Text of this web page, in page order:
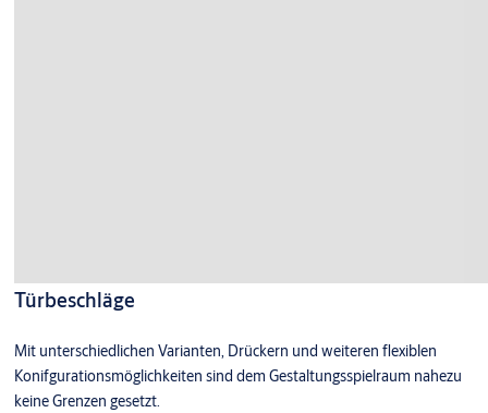
Türbeschläge
Mit unterschiedlichen Varianten, Drückern und weiteren flexiblen
Konifgurationsmöglichkeiten sind dem Gestaltungsspielraum nahezu
keine Grenzen gesetzt.